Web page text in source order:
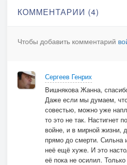
Цветы и шишки – ровно по
У нищих духом нечего
КОММЕНТАРИИ (4)
Чтобы добавить комментарий
Сергеев Генрих
Вишнякова Жанна,
Даже если мы думаем,
совестью, можно уже
то это не так. Настигнет
войне, и в мирной жизни,
прямо до смерти. Сильна
неё ещё хуже. И это
её пока не осилил.